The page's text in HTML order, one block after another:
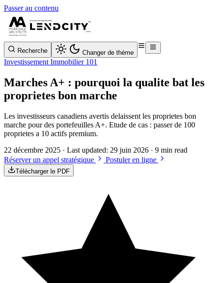
Passer au contenu
Recherche Changer de thème
Investissement Immobilier 101
Marches A+ : pourquoi la qualite bat les
proprietes bon marche
Les investisseurs canadiens avertis delaissent les proprietes bon
marche pour des portefeuilles A+. Etude de cas : passer de 100
proprietes a 10 actifs premium.
22 décembre 2025 · Last updated: 29 juin 2026 · 9 min read
Réserver un appel stratégique
Postuler en ligne
Télécharger le PDF